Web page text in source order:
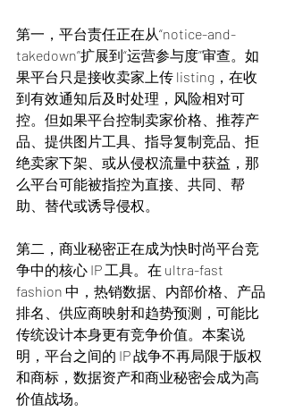
第一，平台责任正在从“notice-and-
takedown”扩展到“运营参与度”审查。如
果平台只是接收卖家上传 listing，在收
到有效通知后及时处理，风险相对可
控。但如果平台控制卖家价格、推荐产
品、提供图片工具、指导复制竞品、拒
绝卖家下架、或从侵权流量中获益，那
么平台可能被指控为直接、共同、帮
助、替代或诱导侵权。
第二，商业秘密正在成为快时尚平台竞
争中的核心 IP 工具。在 ultra-fast
fashion 中，热销数据、内部价格、产品
排名、供应商映射和趋势预测，可能比
传统设计本身更有竞争价值。本案说
明，平台之间的 IP 战争不再局限于版权
和商标，数据资产和商业秘密会成为高
价值战场。